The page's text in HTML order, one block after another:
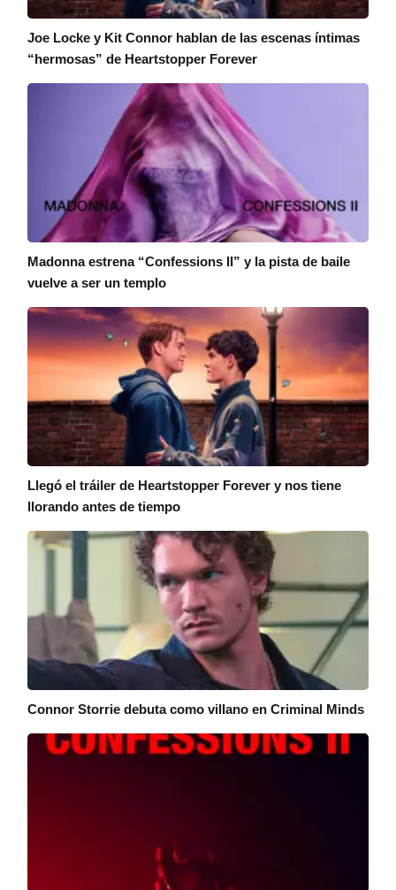
Joe Locke y Kit Connor hablan de las escenas íntimas
“hermosas” de Heartstopper Forever
Madonna estrena “Confessions II” y la pista de baile
vuelve a ser un templo
Llegó el tráiler de Heartstopper Forever y nos tiene
llorando antes de tiempo
Connor Storrie debuta como villano en Criminal Minds